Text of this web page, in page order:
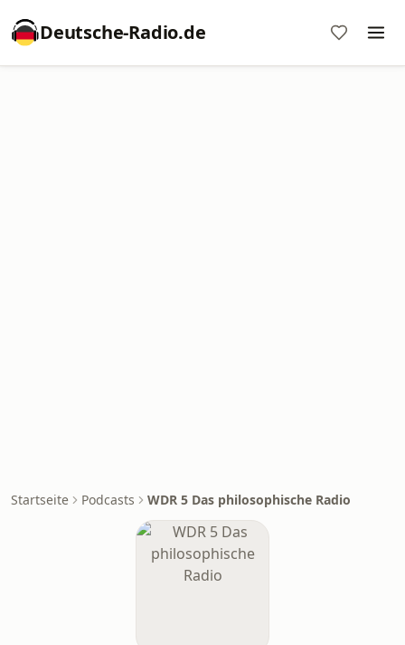
Deutsche-Radio.de
Startseite Podcasts WDR 5 Das philosophische Radio